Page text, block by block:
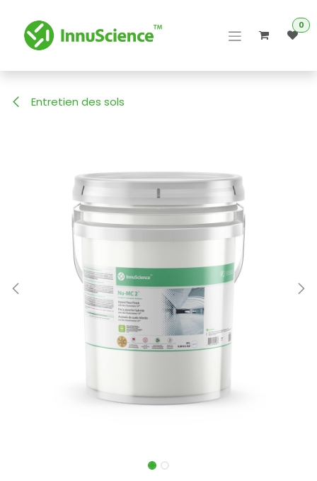
0
Entretien des sols